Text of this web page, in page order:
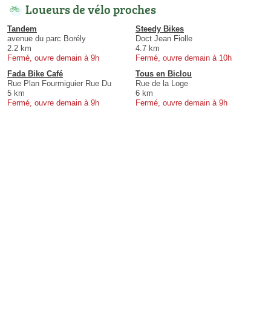
Loueurs de vélo proches
Tandem
avenue du parc Borély
2.2 km
Fermé, ouvre demain à 9h
Steedy Bikes
Doct Jean Fiolle
4.7 km
Fermé, ouvre demain à 10h
Fada Bike Café
Rue Plan Fourmiguier Rue Du
5 km
Fermé, ouvre demain à 9h
Tous en Biclou
Rue de la Loge
6 km
Fermé, ouvre demain à 9h